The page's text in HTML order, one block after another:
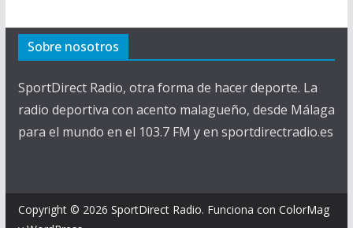
Sobre nosotros
SportDirect Radio, otra forma de hacer deporte. La
radio deportiva con acento malagueño, desde Málaga
para el mundo en el 103.7 FM y en sportdirectradio.es
Copyright © 2026 SportDirect Radio. Funciona con ColorMag